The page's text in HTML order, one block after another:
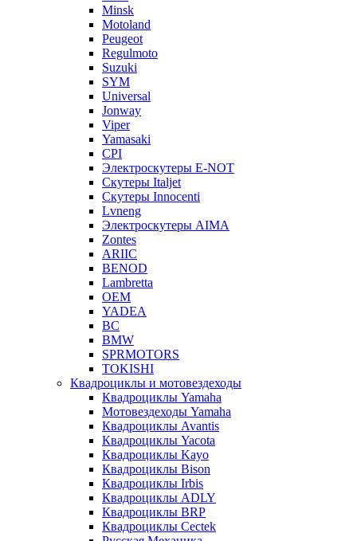
Minsk
Motoland
Peugeot
Regulmoto
Suzuki
SYM
Universal
Jonway
Viper
Yamasaki
CPI
Электроскутеры E-NOT
Скутеры Italjet
Скутеры Innocenti
Lvneng
Электроскутеры AIMA
Zontes
ARIIC
BENOD
Lambretta
OEM
YADEA
BC
BMW
SPRMOTORS
TOKISHI
Квадроциклы и мотовездеходы
Квадроциклы Yamaha
Мотовездеходы Yamaha
Квадроциклы Avantis
Квадроциклы Yacota
Квадроциклы Kayo
Квадроциклы Bison
Квадроциклы Irbis
Квадроциклы ADLY
Квадроциклы BRP
Квадроциклы Cectek